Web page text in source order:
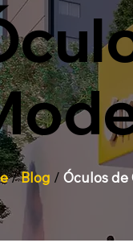
/Blog /Óculos de